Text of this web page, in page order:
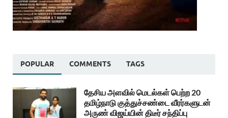
POPULAR COMMENTS TAGS
தேசிய அளவில் மெடல்கள் பெற்ற 20
தமிழ்நாடு குத்துச்சண்டை வீரர்களுடன்
அருண் விஜய்யின் திடீர் சந்திப்பு